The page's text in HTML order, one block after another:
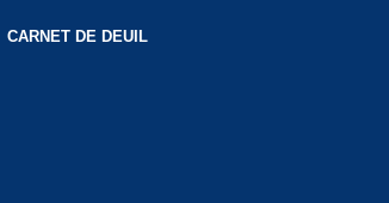
CARNET DE DEUIL